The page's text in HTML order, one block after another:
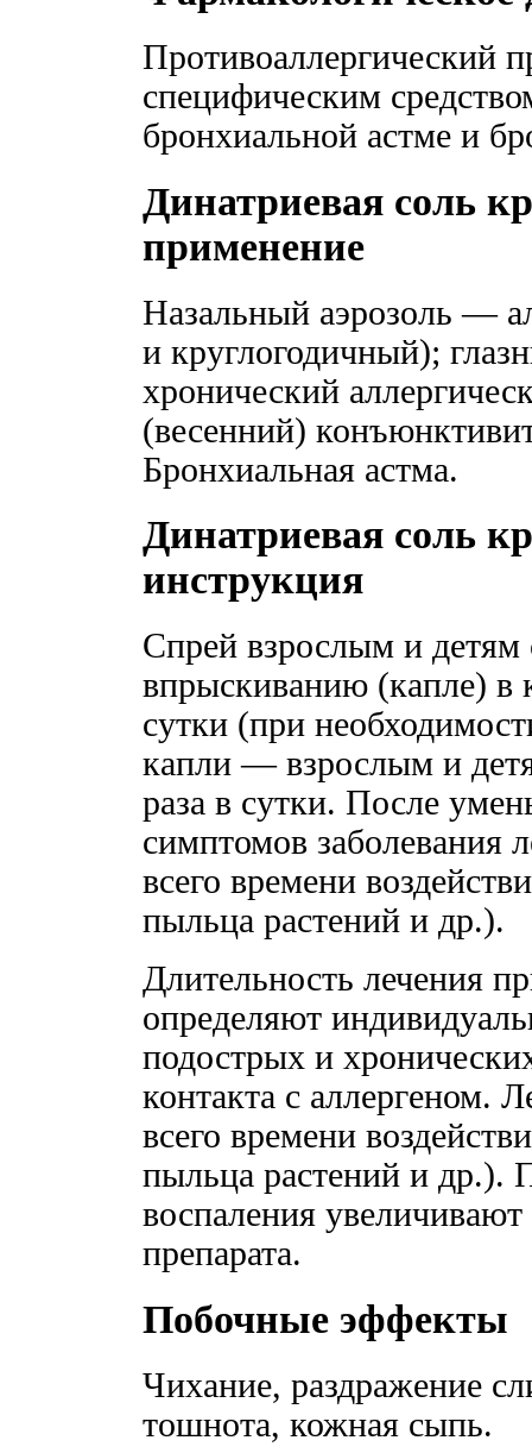
Противоаллергический
специфическим
бронхиальной астме и
Динатриевая соль
применение
Назальный аэрозоль —
и круглогодичный);
хронический
(весенний)
Бронхиальная астма.
Динатриевая соль
инструкция
Спрей взрослым и детям
впрыскиванию (капле) в
сутки (при
капли — взрослым и
раза в сутки. После
симптомов заболевания
всего времени
пыльца растений и др.).
Длительность лечения
определяют
подострых и
контакта с аллергеном.
всего времени
пыльца растений и др.).
воспаления
препарата.
Побочные эффекты
Чихание, раздражение
тошнота, кожная сыпь.